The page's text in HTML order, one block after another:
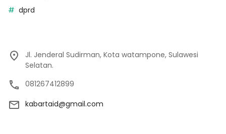
dprd
Jl. Jenderal Sudirman, Kota watampone, Sulawesi
Selatan.
081267412899
kabartaid@gmail.com